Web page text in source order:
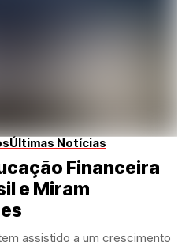
Últimas Notícias
Financeira
e Miram
assistido a um crescimento